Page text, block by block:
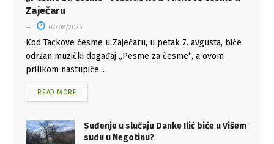
Zaječaru
07/08/2026
Kod Tackove česme u Zaječaru, u petak 7. avgusta, biće
održan muzički događaj „Pesme za česme“, a ovom
prilikom nastupiće...
READ MORE
Suđenje u slučaju Danke Ilić biće u Višem
sudu u Negotinu?